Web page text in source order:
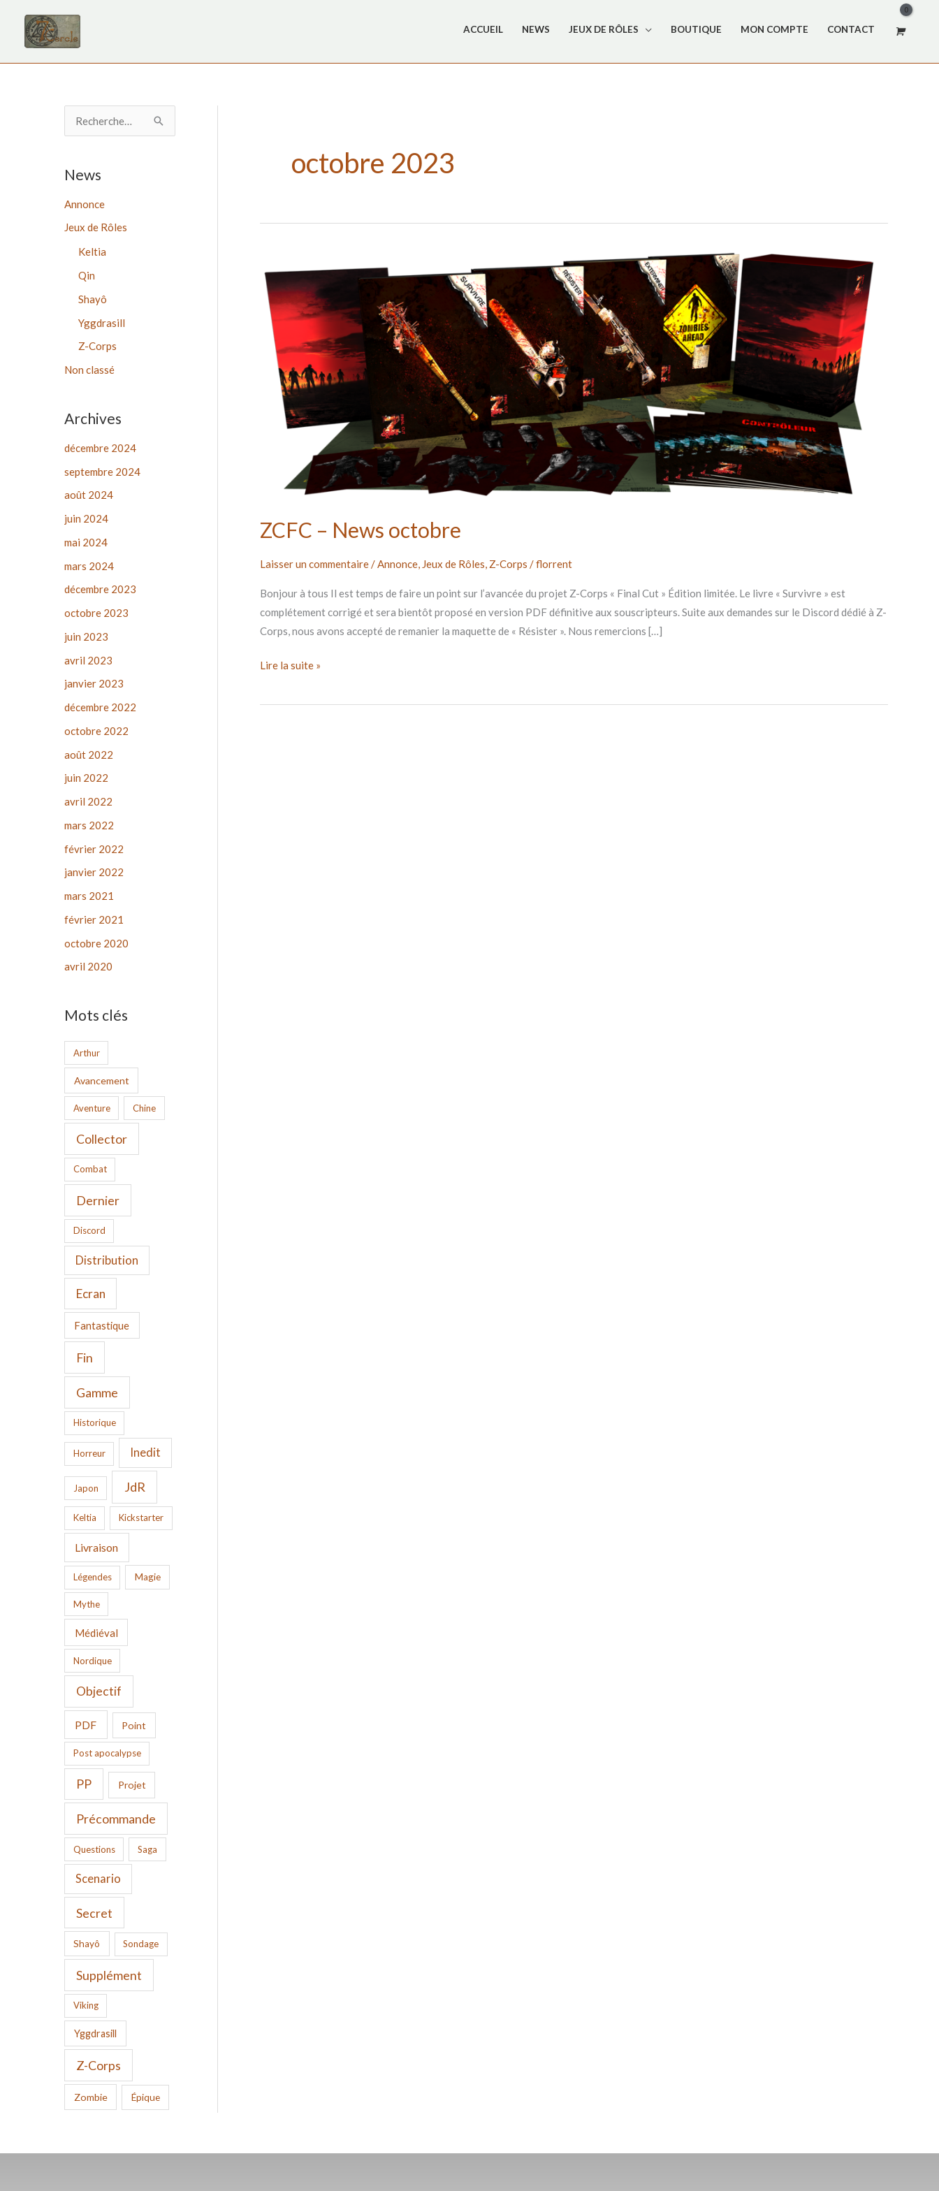
contenu
ACCUEIL NEWS JEUX DE RÔLES BOUTIQUE MON COMPTE CONTACT
e
r
News
Annonce
Jeux de Rôles
Keltia
Qin
Shayô
Yggdrasill
Z-Corps
Non classé
Archives
décembre 2024
septembre 2024
août 2024
juin 2024
mai 2024
mars 2024
décembre 2023
octobre 2023
juin 2023
avril 2023
janvier 2023
décembre 2022
octobre 2022
août 2022
juin 2022
avril 2022
mars 2022
février 2022
janvier 2022
mars 2021
février 2021
octobre 2020
avril 2020
Mots clés
Arthur
Avancement
Aventure Chine
Collector
Combat
Dernier
Discord
Distribution
Ecran
Fantastique
Fin
Gamme
Historique
Horreur Inedit
Japon JdR
Keltia Kickstarter
Livraison
Légendes Magie
Mythe
Médiéval
Nordique
Objectif
PDF Point
Post apocalypse
PP Projet
Précommande
Questions Saga
Scenario
Secret
Shayô Sondage
Supplément
Viking
Yggdrasill
Z-Corps
Zombie Épique
octobre 2023
ZCFC – News octobre
Laisser un commentaire/Annonce, Jeux de Rôles, Z-Corps /florrent
Bonjour à tous Il est temps de faire un point sur l’avancée du projet Z-Corps « Final Cut » Édition limitée. Le livre « Survivre » est
complétement corrigé et sera bientôt proposé en version PDF définitive aux souscripteurs. Suite aux demandes sur le Discord dédié à Z-
Corps, nous avons accepté de remanier la maquette de « Résister ». Nous remercions […]
–
News
octobre
Lire la suite »